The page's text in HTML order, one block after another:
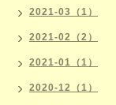
2021-03（1）
2021-02（2）
2021-01（1）
2020-12（1）